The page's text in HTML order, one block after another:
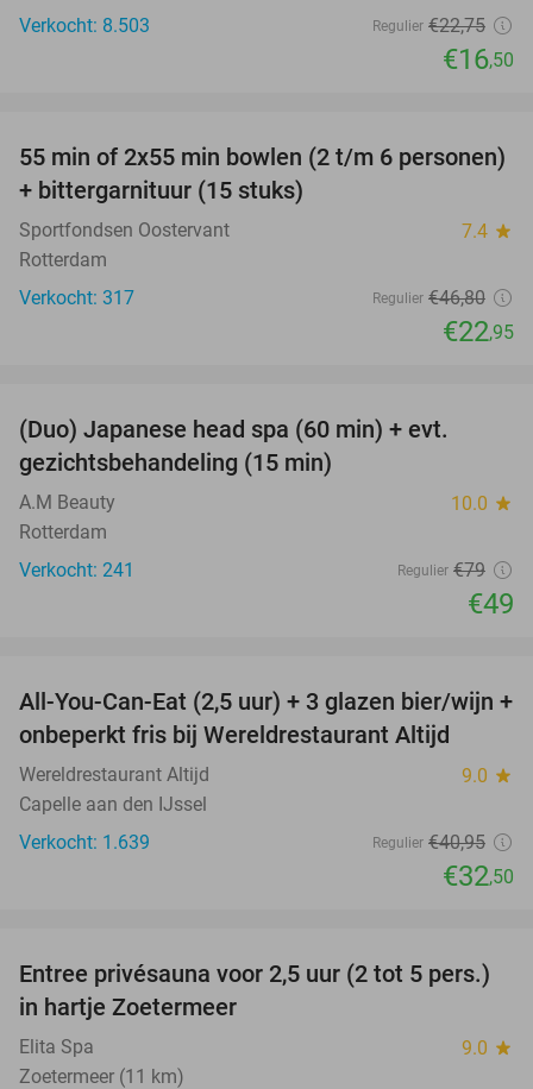
Verkocht: 8.503
Regulier €22,75
€16,50
51%
55 min of 2x55 min bowlen (2 t/m 6 personen)
+ bittergarnituur (15 stuks)
Sportfondsen Oostervant 7.4 star
Rotterdam
Verkocht: 317
Regulier €46,80
€22,95
(Duo) Japanese head spa (60 min) + evt.
gezichtsbehandeling (15 min)
A.M Beauty 10.0 star
Rotterdam
Verkocht: 241
Regulier €79
€49
21%
All-You-Can-Eat (2,5 uur) + 3 glazen bier/wijn +
onbeperkt fris bij Wereldrestaurant Altijd
Wereldrestaurant Altijd 9.0 star
Capelle aan den IJssel
Verkocht: 1.639
Regulier €40,95
€32,50
28%
Entree privésauna voor 2,5 uur (2 tot 5 pers.)
in hartje Zoetermeer
Elita Spa 9.0 star
Zoetermeer (11 km)